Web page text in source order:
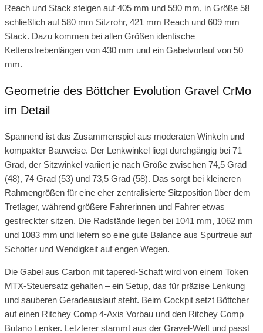
Reach und Stack steigen auf 405 mm und 590 mm, in Größe 58
schließlich auf 580 mm Sitzrohr, 421 mm Reach und 609 mm
Stack. Dazu kommen bei allen Größen identische
Kettenstrebenlängen von 430 mm und ein Gabelvorlauf von 50
mm.
Geometrie des Böttcher Evolution Gravel CrMo
im Detail
Spannend ist das Zusammenspiel aus moderaten Winkeln und
kompakter Bauweise. Der Lenkwinkel liegt durchgängig bei 71
Grad, der Sitzwinkel variiert je nach Größe zwischen 74,5 Grad
(48), 74 Grad (53) und 73,5 Grad (58). Das sorgt bei kleineren
Rahmengrößen für eine eher zentralisierte Sitzposition über dem
Tretlager, während größere Fahrerinnen und Fahrer etwas
gestreckter sitzen. Die Radstände liegen bei 1041 mm, 1062 mm
und 1083 mm und liefern so eine gute Balance aus Spurtreue auf
Schotter und Wendigkeit auf engen Wegen.
Die Gabel aus Carbon mit tapered-Schaft wird von einem Token
MTX-Steuersatz gehalten – ein Setup, das für präzise Lenkung
und sauberen Geradeauslauf steht. Beim Cockpit setzt Böttcher
auf einen Ritchey Comp 4-Axis Vorbau und den Ritchey Comp
Butano Lenker. Letzterer stammt aus der Gravel-Welt und passt